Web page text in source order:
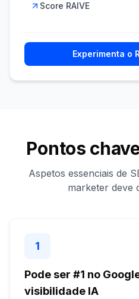
Score RAIVE
Experimenta o
Pontos
Aspetos essenciais de
marketer deve
1
Pode ser #1 no
visibilidade IA